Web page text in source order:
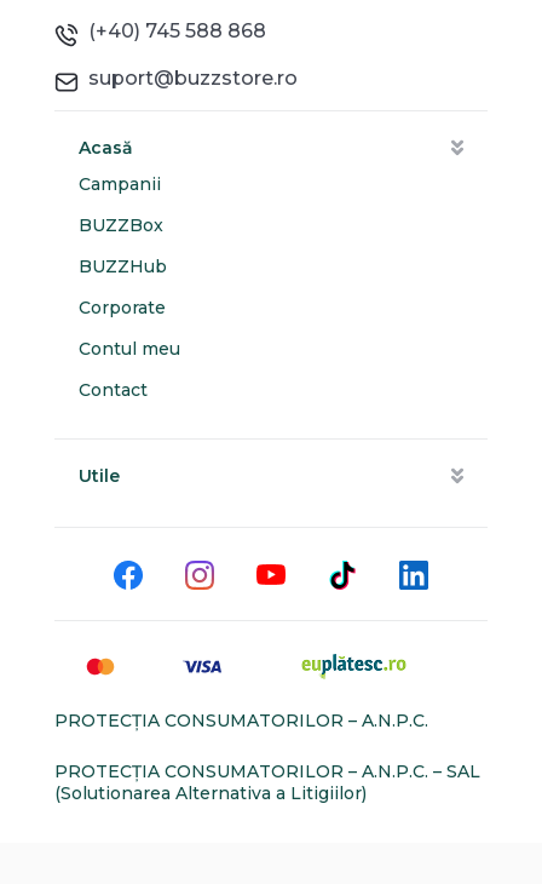
(+40) 745 588 868
suport@buzzstore.ro
Acasă
Campanii
BUZZBox
BUZZHub
Corporate
Contul meu
Contact
Utile
PROTECŢIA CONSUMATORILOR – A.N.P.C.
PROTECŢIA CONSUMATORILOR – A.N.P.C. – SAL
(Solutionarea Alternativa a Litigiilor)